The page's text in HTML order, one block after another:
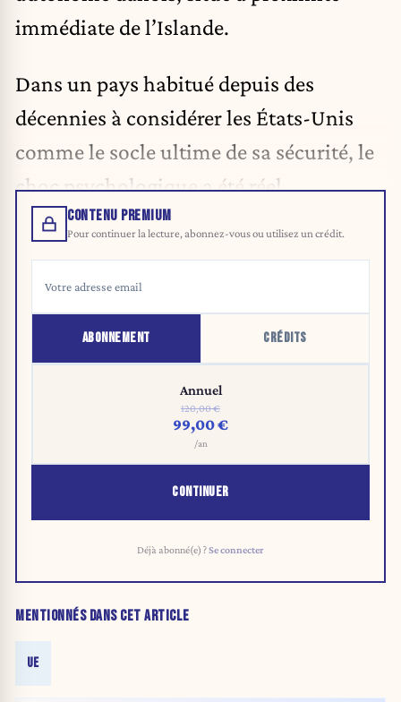
immédiate de l’Islande.
Dans un pays habitué depuis des
décennies à considérer les États-Unis
comme le socle ultime de sa sécurité, le
choc psychologique a été réel.
CONTENU PREMIUM
Pour continuer la lecture, abonnez-vous ou utilisez un crédit.
ABONNEMENT CRÉDITS
Annuel
120,00 €
99,00 €
/an
CONTINUER
Déjà abonné(e) ?Se connecter
MENTIONNÉS DANS CET ARTICLE
UE